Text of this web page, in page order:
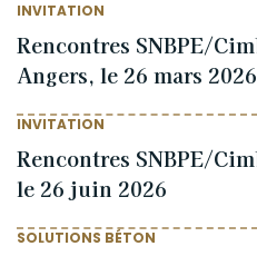
INVITATION
Rencontres SNBPE/
Angers, le 26 mars 2026
INVITATION
Rencontres SNBPE/
le 26 juin 2026
SOLUTIONS BÉTON